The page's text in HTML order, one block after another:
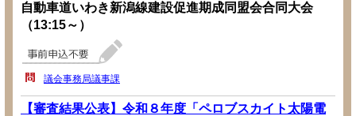
自動車道いわき新潟線建設促進期成同盟会合同大会
（13:15～）
議会事務局議事課
【審査結果公表】令和８年度「ペロブスカイト太陽電